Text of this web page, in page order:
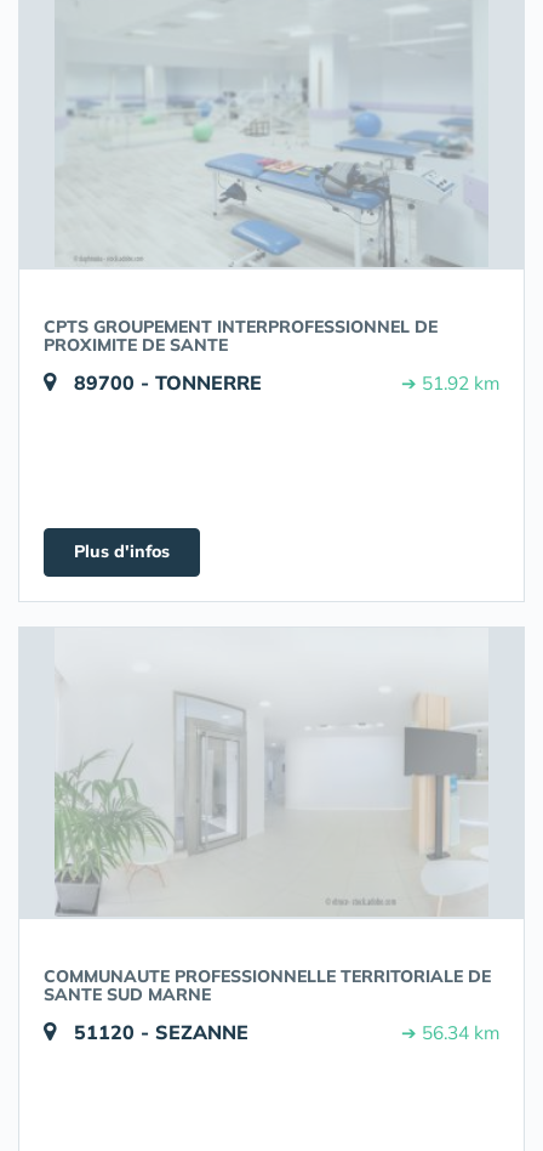
CPTS GROUPEMENT INTERPROFESSIONNEL DE
PROXIMITE DE SANTE
89700 - TONNERRE ➔ 51.92 km
Plus d'infos
COMMUNAUTE PROFESSIONNELLE TERRITORIALE DE
SANTE SUD MARNE
51120 - SEZANNE ➔ 56.34 km